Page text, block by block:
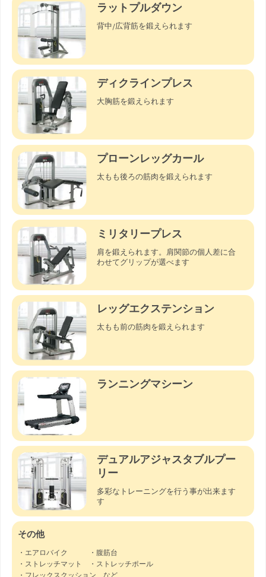
ラットプルダウン
背中/広背筋を鍛えられます
ディクラインプレス
大胸筋を鍛えられます
プローンレッグカール
太もも後ろの筋肉を鍛えられます
ミリタリープレス
肩を鍛えられます。肩関節の個人差に合
わせてグリップが選べます
レッグエクステンション
太もも前の筋肉を鍛えられます
ランニングマシーン
デュアルアジャスタブルプー
リー
多彩なトレーニングを行う事が出来ます
す
その他
・エアロバイク ・腹筋台
・ストレッチマット ・ストレッチポール
・フレックスクッション など